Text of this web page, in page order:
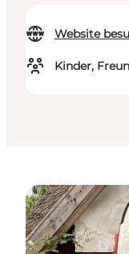
Website
Kinder,